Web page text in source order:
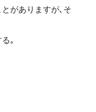
がありますが､ そ
｡